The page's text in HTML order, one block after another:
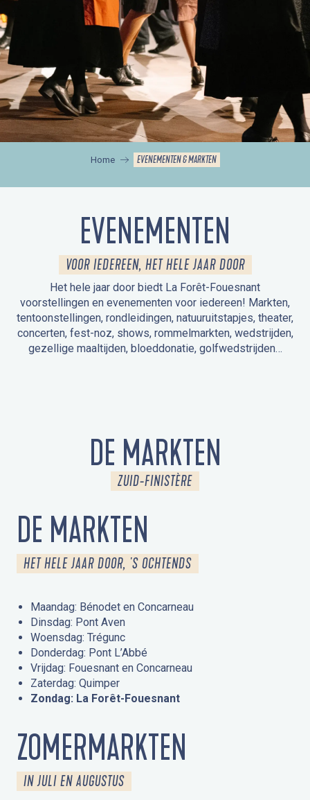
Home EVENEMENTEN & MARKTEN
EVENEMENTEN
VOOR IEDEREEN, HET HELE JAAR DOOR
Het hele jaar door biedt La Forêt-Fouesnant
voorstellingen en evenementen voor iedereen! Markten,
tentoonstellingen, rondleidingen, natuuruitstapjes, theater,
concerten, fest-noz, shows, rommelmarkten, wedstrijden,
gezellige maaltijden, bloeddonatie, golfwedstrijden…
DE MARKTEN
ZUID-FINISTÈRE
DE MARKTEN
HET HELE JAAR DOOR, 'S OCHTENDS
Maandag: Bénodet en Concarneau
Dinsdag: Pont Aven
Woensdag: Trégunc
Donderdag: Pont L’Abbé
Vrijdag: Fouesnant en Concarneau
Zaterdag: Quimper
Zondag: La Forêt-Fouesnant
ZOMERMARKTEN
IN JULI EN AUGUSTUS